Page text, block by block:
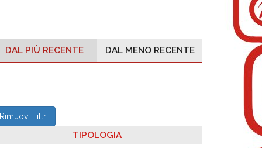
DAL PIÙ RECENTE DAL MENO RECENTE
Rimuovi Filtri
TIPOLOGIA